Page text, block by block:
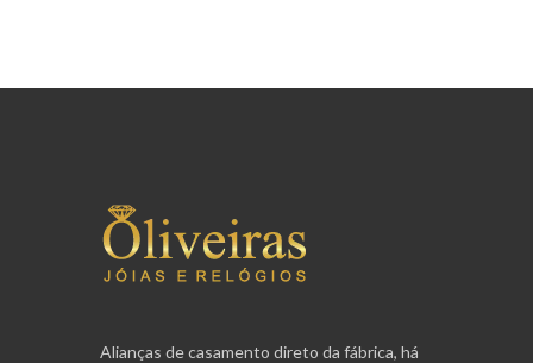
Alianças de casamento direto da fábrica, há